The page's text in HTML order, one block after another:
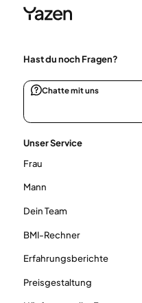
Hast du noch Fragen?
Chatte mit uns
Unser Service
Frau
Mann
Dein Team
BMI-Rechner
Erfahrungsberichte
Preisgestaltung